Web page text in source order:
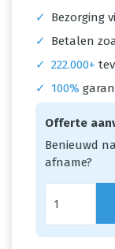
✓ Bezorging
✓
Betalen
✓ 222.000+
✓
100%
Offerte
Benieuwd
afname?